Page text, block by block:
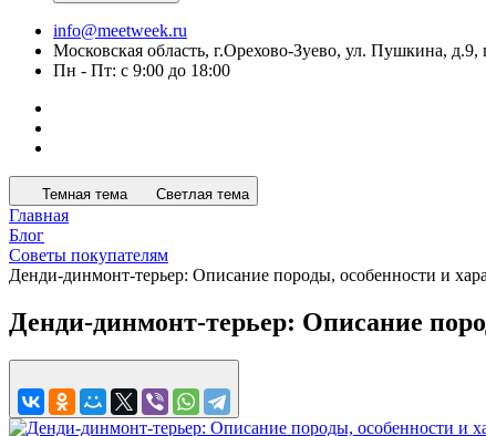
info@meetweek.ru
Московская область, г.Орехово-Зуево, ул. Пушкина, д.9,
Пн - Пт: с 9:00 до 18:00
Темная тема Светлая тема
Главная
Блог
Советы покупателям
Денди-динмонт-терьер: Описание породы, особенности и
Денди-динмонт-терьер: Описание